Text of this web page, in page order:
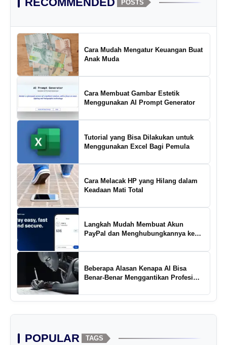
POSTS
Cara Mudah Mengatur Keuangan Buat
Anak Muda
Cara Membuat Gambar Estetik
Menggunakan AI Prompt Generator
Tutorial yang Bisa Dilakukan untuk
Menggunakan Excel Bagi Pemula
Cara Melacak HP yang Hilang dalam
Keadaan Mati Total
Langkah Mudah Membuat Akun
PayPal dan Menghubungkannya ke
Beberapa Alasan Kenapa AI Bisa
Benar-Benar Menggantikan Profesi
POPULAR TAGS